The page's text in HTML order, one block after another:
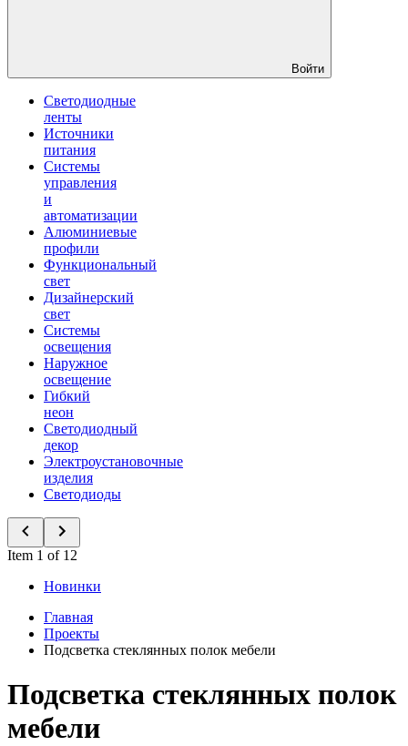
Войти
Светодиодные
ленты
Источники
питания
Системы
управления
и
автоматизации
Алюминиевые
профили
Функциональный
свет
Дизайнерский
свет
Системы
освещения
Наружное
освещение
Гибкий
неон
Светодиодный
декор
Электроустановочные
изделия
Светодиоды
Item 1 of 12
Новинки
Главная
Проекты
Подсветка стеклянных полок мебели
Подсветка стеклянных полок
мебели